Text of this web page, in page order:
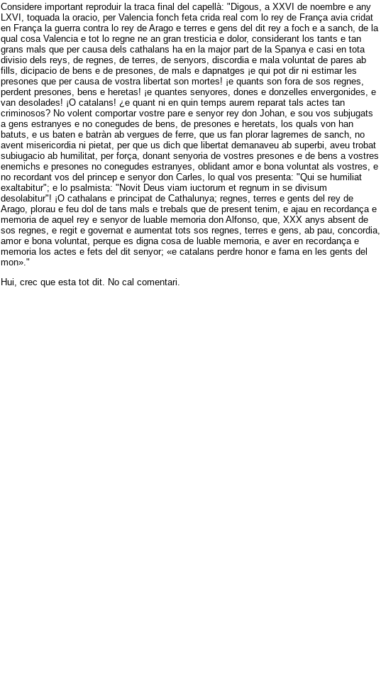
Considere important reproduir la traca final del capellà: "Digous, a XXVI de noembre e any
LXVI, toquada la oracio, per Valencia fonch feta crida real com lo rey de França avia cridat
en França la guerra contra lo rey de Arago e terres e gens del dit rey a foch e a sanch, de la
qual cosa Valencia e tot lo regne ne an gran tresticia e dolor, considerant los tants e tan
grans mals que per causa dels cathalans ha en la major part de la Spanya e casi en tota
divisio dels reys, de regnes, de terres, de senyors, discordia e mala voluntat de pares ab
fills, dicipacio de bens e de presones, de mals e dapnatges ¡e qui pot dir ni estimar les
presones que per causa de vostra libertat son mortes! ¡e quants son fora de sos regnes,
perdent presones, bens e heretas! ¡e quantes senyores, dones e donzelles envergonides, e
van desolades! ¡O catalans! ¿e quant ni en quin temps aurem reparat tals actes tan
criminosos? No volent comportar vostre pare e senyor rey don Johan, e sou vos subjugats
a gens estranyes e no conegudes de bens, de presones e heretats, los quals von han
batuts, e us baten e batràn ab vergues de ferre, que us fan plorar lagremes de sanch, no
avent misericordia ni pietat, per que us dich que libertat demanaveu ab superbi, aveu trobat
subiugacio ab humilitat, per força, donant senyoria de vostres presones e de bens a vostres
enemichs e presones no conegudes estranyes, oblidant amor e bona voluntat als vostres, e
no recordant vos del princep e senyor don Carles, lo qual vos presenta: "Qui se humiliat
exaltabitur"; e lo psalmista: "Novit Deus viam iuctorum et regnum in se divisum
desolabitur"! ¡O cathalans e principat de Cathalunya; regnes, terres e gents del rey de
Arago, plorau e feu dol de tans mals e trebals que de present tenim, e ajau en recordança e
memoria de aquel rey e senyor de luable memoria don Alfonso, que, XXX anys absent de
sos regnes, e regit e governat e aumentat tots sos regnes, terres e gens, ab pau, concordia,
amor e bona voluntat, perque es digna cosa de luable memoria, e aver en recordança e
memoria los actes e fets del dit senyor; «e catalans perdre honor e fama en les gents del
mon»."
Hui, crec que esta tot dit. No cal comentari.